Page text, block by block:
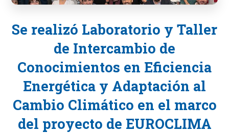
Se realizó Laboratorio y Taller
de Intercambio de
Conocimientos en Eficiencia
Energética y Adaptación al
Cambio Climático en el marco
del proyecto de EUROCLIMA